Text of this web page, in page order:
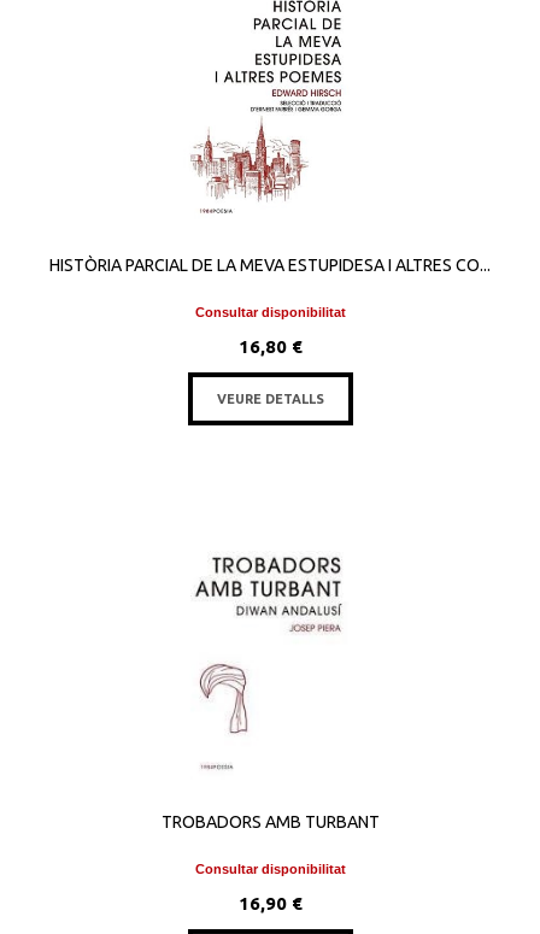
HISTÒRIA PARCIAL DE LA MEVA ESTUPIDESA I ALTRES CO...
Consultar disponibilitat
16,80 €
VEURE DETALLS
TROBADORS AMB TURBANT
Consultar disponibilitat
16,90 €